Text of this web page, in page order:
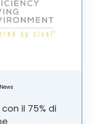
News
il 75% di